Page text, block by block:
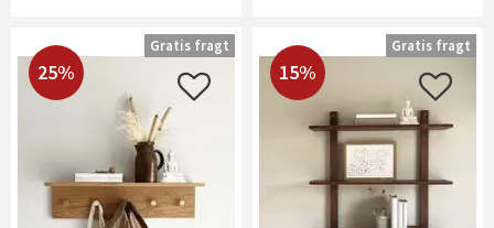
25%
Gratis fragt
15%
Gratis fragt